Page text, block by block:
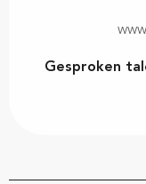
Gesproken
Gesproken